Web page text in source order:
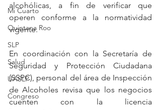
Mi Cuarto
Quintana Roo
SLP
Salud
UASLP
Congreso
alcohólicas, a fin de verificar que
operen conforme a la normatividad
vigente.
En coordinación con la Secretaría de
Seguridad y Protección Ciudadana
(SSPC), personal del área de Inspección
de Alcoholes revisa que los negocios
cuenten con la licencia